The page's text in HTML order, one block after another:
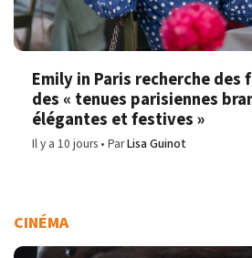
Emily in Paris recherche des
des « tenues parisiennes
élégantes et festives »
Il y a 10 jours ParLisa Guinot
CINÉMA